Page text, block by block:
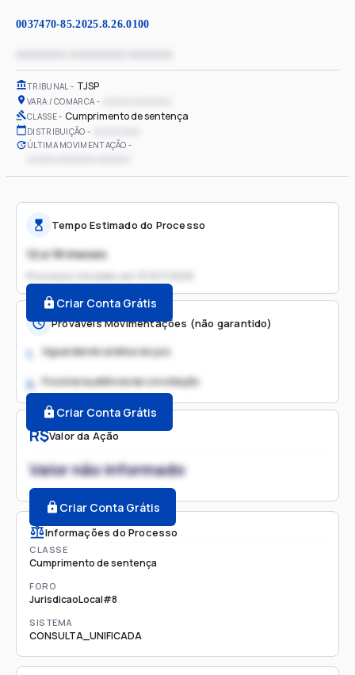
0037470-85.2025.8.26.0100
TRIBUNAL TJSP
VARA / COMARCA
CLASSE Cumprimento de sentença
DISTRIBUIÇÃO
ÚLTIMA MOVIMENTAÇÃO
R$Valor da Ação
Valor não informado
Criar Conta Grátis
Informações do Processo
CLASSE
Cumprimento de sentença
FORO
JurisdicaoLocal#8
SISTEMA
CONSULTA_UNIFICADA
Tempo Estimado do Processo
12 a 18 meses
Processo iniciado em
Criar Conta Grátis
Prováveis Movimentações (não garantido)
1. Aguardando análise do juiz
2. Possível audiência de conciliação
Criar Conta Grátis